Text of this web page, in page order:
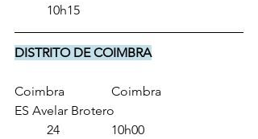
	10h15
DISTRITO DE COIMBRA
Coimbra		Coimbra
ES Avelar Brotero
	24		10h00